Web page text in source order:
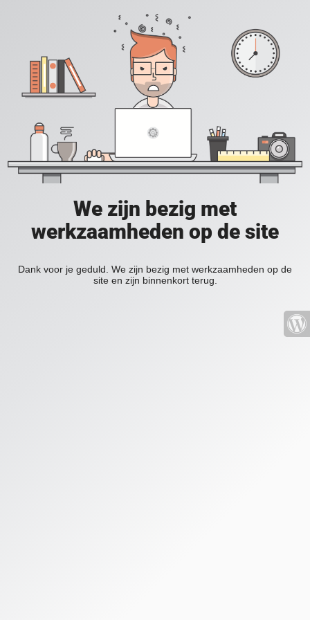
We zijn bezig met
werkzaamheden op de site
Dank voor je geduld. We zijn bezig met werkzaamheden op de
site en zijn binnenkort terug.